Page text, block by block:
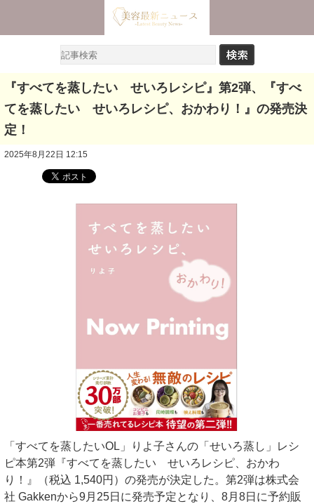
『すべてを蒸したい せいろレシピ』第2弾、『すべ
てを蒸したい せいろレシピ、おかわり！』の発売決
定！
2025年8月22日 12:15
「すべてを蒸したいOL」りよ子さんの「せいろ蒸し」レシ
ピ本第2弾『すべてを蒸したい せいろレシピ、おかわ
り！』（税込 1,540円）の発売が決定した。第2弾は株式会
社 Gakkenから9月25日に発売予定となり、8月8日に予約販